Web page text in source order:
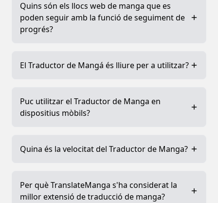
Quins són els llocs web de manga que es
poden seguir amb la funció de seguiment de
progrés?
El Traductor de Mangá és lliure per a utilitzar?
Puc utilitzar el Traductor de Manga en
dispositius mòbils?
Quina és la velocitat del Traductor de Manga?
Per què TranslateManga s'ha considerat la
millor extensió de traducció de manga?